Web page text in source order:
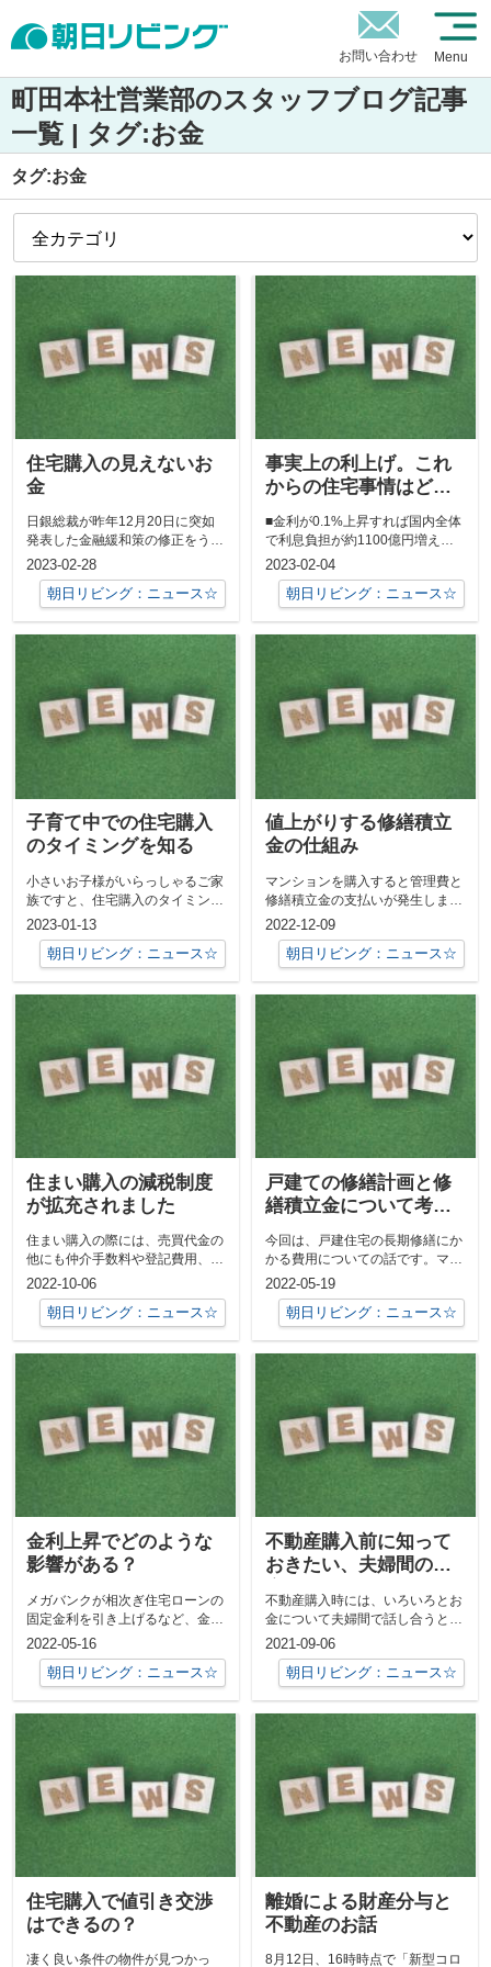
お問い合わせ Menu
町田本社営業部のスタッフブログ記事
一覧 | タグ:お金
タグ:お金
住宅購入の見えないお
金
日銀総裁が昨年12月20日に突如
発表した金融緩和策の修正をうけ
て、長期金利が急上昇しました。
このニュ...
2023-02-28
朝日リビング：ニュース☆
事実上の利上げ。これ
からの住宅事情はどう
なる？
■金利が0.1%上昇すれば国内全体
で利息負担が約1100億円増え
る？！日本の住宅ローンの融資残
高が膨...
2023-02-04
朝日リビング：ニュース☆
子育て中での住宅購入
のタイミングを知る
小さいお子様がいらっしゃるご家
族ですと、住宅購入のタイミング
はいつにするのが良いのか迷われ
る方が多い...
2023-01-13
朝日リビング：ニュース☆
値上がりする修繕積立
金の仕組み
マンションを購入すると管理費と
修繕積立金の支払いが発生しま
す。今回は、その中でも修繕積立
金がなぜ上が...
2022-12-09
朝日リビング：ニュース☆
住まい購入の減税制度
が拡充されました
住まい購入の際には、売買代金の
他にも仲介手数料や登記費用、引
越し代などの諸費用がかかりま
す。この中で...
2022-10-06
朝日リビング：ニュース☆
戸建ての修繕計画と修
繕積立金について考え
る
今回は、戸建住宅の長期修繕にか
かる費用についての話です。マン
ションをお持ちの場合だと、毎月
の管理費・...
2022-05-19
朝日リビング：ニュース☆
金利上昇でどのような
影響がある？
メガバンクが相次ぎ住宅ローンの
固定金利を引き上げるなど、金利
の上昇が話題になっています。国
内では「超...
2022-05-16
朝日リビング：ニュース☆
不動産購入前に知って
おきたい、夫婦間のお
不動産購入時には、いろいろとお
金について夫婦間で話し合うと思
います。最近は特に20代、30代
の若い共...
2021-09-06
朝日リビング：ニュース☆
住宅購入で値引き交渉
はできるの？
凄く良い条件の物件が見つかっ
離婚による財産分与と
不動産のお話
8月12日、16時時点で「新型コロ